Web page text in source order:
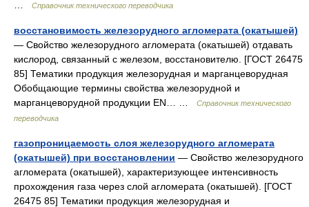
Справочник технического переводчика
восстановимость железорудного агломерата (окатышей)
— Свойство железорудного агломерата (окатышей) отдавать
кислород, связанный с железом, восстановителю. [ГОСТ 26475
85] Тематики продукция железорудная и марганцеворудная
Обобщающие термины свойства железорудной и
марганцеворудной продукции EN… …
Справочник технического
переводчика
газопроницаемость слоя железорудного агломерата
(окатышей) при восстановлении — Свойство железорудного
агломерата (окатышей), характеризующее интенсивность
прохождения газа через слой агломерата (окатышей). [ГОСТ
26475 85] Тематики продукция железорудная и